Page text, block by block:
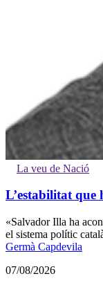
La veu de Nació
L’estabilitat que
«Salvador Illa ha
el sistema polític
Germà Capdevila
07/08/2026